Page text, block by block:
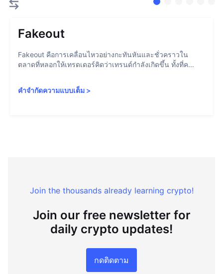
Fakeout
Fakeout คือการเคลื่อนไหวอย่างกะทันหันและชั่วคราวใน
ตลาดที่หลอกให้เทรดเดอร์คิดว่าเทรนด์กำลังเกิดขึ้น ทั้งที่ค...
คำจำกัดความแบบเต็ม >
Join the thousands already learning crypto!
Join our free newsletter for
daily crypto updates!
กดติดตาม